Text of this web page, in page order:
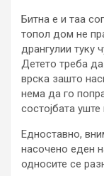
Битна е и таа
топол дом не
дрангулии туку
Детето треба
врска зашто
нема да го
состојбата уште
Едноставно,
насочено еден
односите се